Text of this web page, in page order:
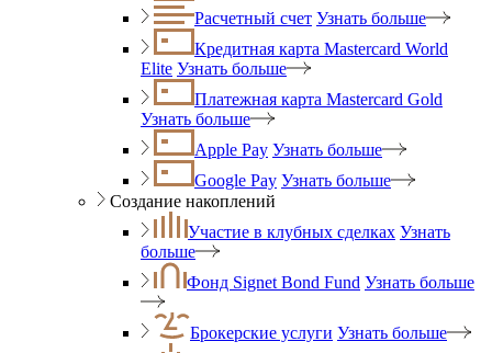
Расчетный счет Узнать больше
Кредитная карта Mastercard World
Elite Узнать больше
Платежная карта Mastercard Gold
Узнать больше
Apple Pay Узнать больше
Google Pay Узнать больше
Создание накоплений
Участие в клубных сделках Узнать
больше
Фонд Signet Bond Fund Узнать больше
Брокерские услуги Узнать больше